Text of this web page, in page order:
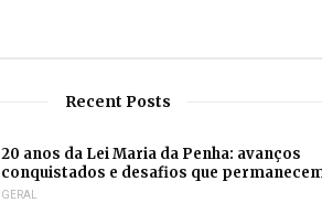
Recent Posts
20 anos da Lei Maria da Penha: avanços
conquistados e desafios que
GERAL